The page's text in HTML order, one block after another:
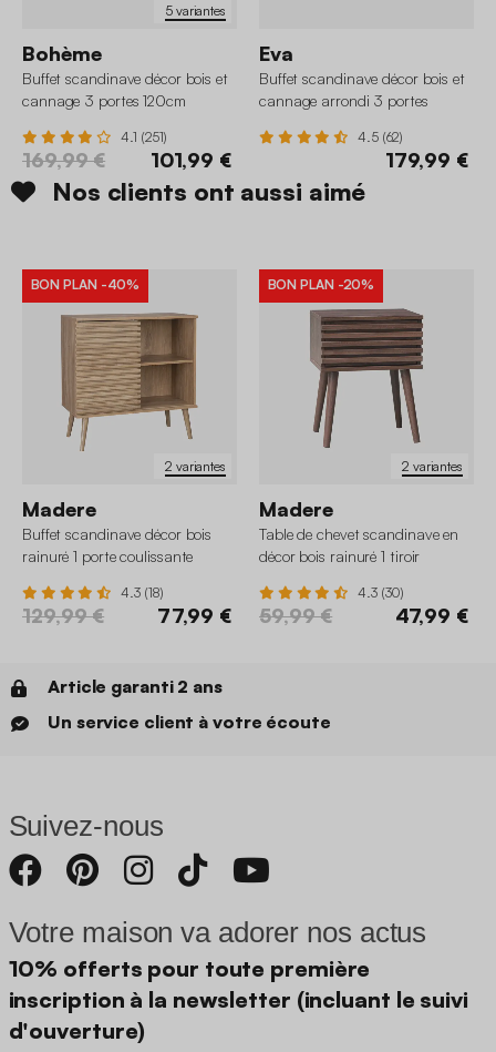
5 variantes
Bohème
Buffet scandinave décor bois et
cannage 3 portes 120cm
4.1 (251)
169,99 € 101,99 €
Eva
Buffet scandinave décor bois et
cannage arrondi 3 portes
4.5 (62)
179,99 €
Nos clients ont aussi aimé
2 variantes
BON PLAN -40%
Madere
Buffet scandinave décor bois
rainuré 1 porte coulissante
4.3 (18)
129,99 € 77,99 €
2 variantes
BON PLAN -20%
Madere
Table de chevet scandinave en
décor bois rainuré 1 tiroir
4.3 (30)
59,99 € 47,99 €
Article garanti 2 ans
Un service client à votre écoute
Suivez-nous
Votre maison va adorer nos actus
10% offerts pour toute première
inscription à la newsletter (incluant le suivi
d'ouverture)